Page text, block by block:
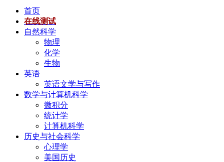
首页
在线测试
自然科学
物理
化学
生物
英语
英语文学与写作
数学与计算机科学
微积分
统计学
计算机科学
历史与社会科学
心理学
美国历史